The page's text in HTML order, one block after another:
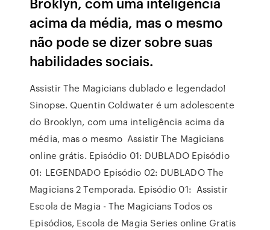
acima da média, mas o mesmo
não pode se dizer sobre suas
habilidades sociais.
Assistir The Magicians dublado e legendado!
Sinopse. Quentin Coldwater é um adolescente
do Brooklyn, com uma inteligência acima da
média, mas o mesmo Assistir The Magicians
online grátis. Episódio 01: DUBLADO Episódio
01: LEGENDADO Episódio 02: DUBLADO The
Magicians 2 Temporada. Episódio 01: Assistir
Escola de Magia - The Magicians Todos os
Episódios, Escola de Magia Series online Gratis